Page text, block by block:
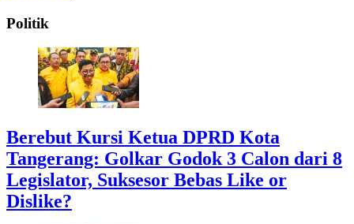
Politik
Berebut Kursi Ketua DPRD Kota
Tangerang: Golkar Godok 3 Calon dari 8
Legislator, Suksesor Bebas Like or
Dislike?